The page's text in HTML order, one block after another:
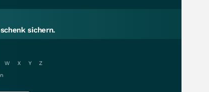
sichern.
W X Y
Z